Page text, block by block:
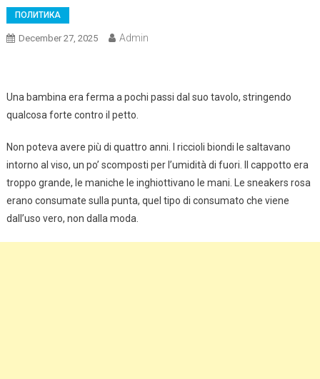
ПОЛИТИКА
December 27, 2025 Admin
Una bambina era ferma a pochi passi dal suo tavolo, stringendo
qualcosa forte contro il petto.
Non poteva avere più di quattro anni. I riccioli biondi le saltavano
intorno al viso, un po’ scomposti per l’umidità di fuori. Il cappotto era
troppo grande, le maniche le inghiottivano le mani. Le sneakers rosa
erano consumate sulla punta, quel tipo di consumato che viene
dall’uso vero, non dalla moda.